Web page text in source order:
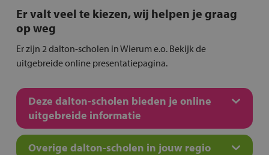
Er valt veel te kiezen, wij helpen je graag
op weg
Er zijn 2 dalton-scholen in Wierum e.o. Bekijk de
uitgebreide online presentatiepagina.
Deze dalton-scholen bieden je online
uitgebreide informatie
Overige dalton-scholen in jouw regio